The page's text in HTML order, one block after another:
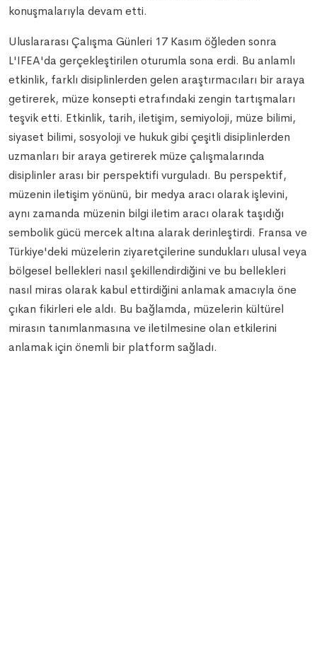
konuşmalarıyla devam etti.
Uluslararası Çalışma Günleri 17 Kasım öğleden sonra
L'IFEA'da gerçekleştirilen oturumla sona erdi. Bu anlamlı
etkinlik, farklı disiplinlerden gelen araştırmacıları bir araya
getirerek, müze konsepti etrafındaki zengin tartışmaları
teşvik etti. Etkinlik, tarih, iletişim, semiyoloji, müze bilimi,
siyaset bilimi, sosyoloji ve hukuk gibi çeşitli disiplinlerden
uzmanları bir araya getirerek müze çalışmalarında
disiplinler arası bir perspektifi vurguladı. Bu perspektif,
müzenin iletişim yönünü, bir medya aracı olarak işlevini,
aynı zamanda müzenin bilgi iletim aracı olarak taşıdığı
sembolik gücü mercek altına alarak derinleştirdi. Fransa ve
Türkiye'deki müzelerin ziyaretçilerine sundukları ulusal veya
bölgesel bellekleri nasıl şekillendirdiğini ve bu bellekleri
nasıl miras olarak kabul ettirdiğini anlamak amacıyla öne
çıkan fikirleri ele aldı. Bu bağlamda, müzelerin kültürel
mirasın tanımlanmasına ve iletilmesine olan etkilerini
anlamak için önemli bir platform sağladı.